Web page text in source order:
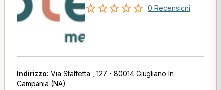
0 Recensioni
Indirizzo: Via Staffetta , 127 - 80014 Giugliano In
Campania (NA)